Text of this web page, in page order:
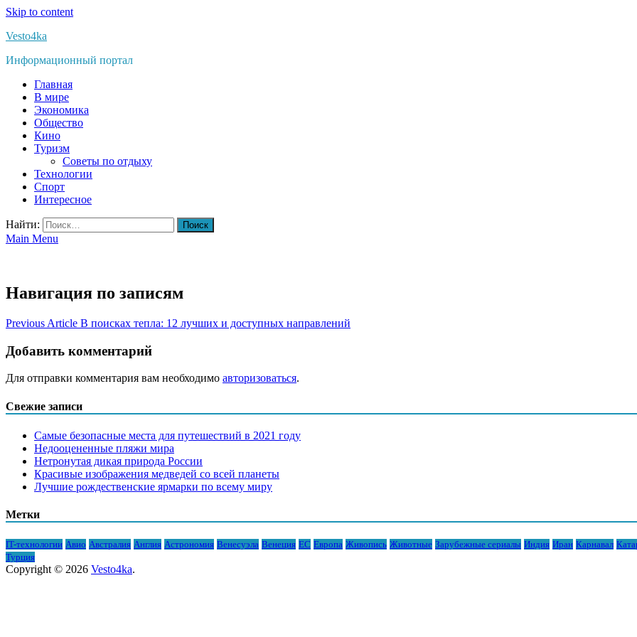
Skip to content
Vesto4ka
Информационный портал
Главная
В мире
Экономика
Общество
Кино
Туризм
Советы по отдыху
Технологии
Спорт
Интересное
Найти:
Main Menu
Навигация по записям
Previous Article В поисках тепла: 12 лучших и доступных направлений
Добавить комментарий
Для отправки комментария вам необходимо авторизоваться.
Свежие записи
Самые безопасные места для путешествий в 2021 году
Недооцененные пляжи мира
Нетронутая дикая природа России
Красивые изображения медведей со всей планеты
Лучшие рождественские ярмарки по всему миру
Метки
IT-технологии Авио Австралия Англия Астрономия Венесуэла Венеция ЕС Европа Живопись Животные Зарубежные сериалы Индия Иран Карнавал
Турция
Copyright © 2026 Vesto4ka.